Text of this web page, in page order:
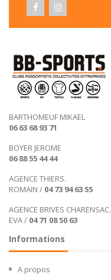
BARTHOMEUF MIKAEL
06 63 68 93 71
BOYER JEROME
06 88 55 44 44
AGENCE THIERS.
ROMAIN / 04 73 94 63 55
AGENCE BRIVES CHARENSAC.
EVA / 04 71 08 50 63
Informations
A propos